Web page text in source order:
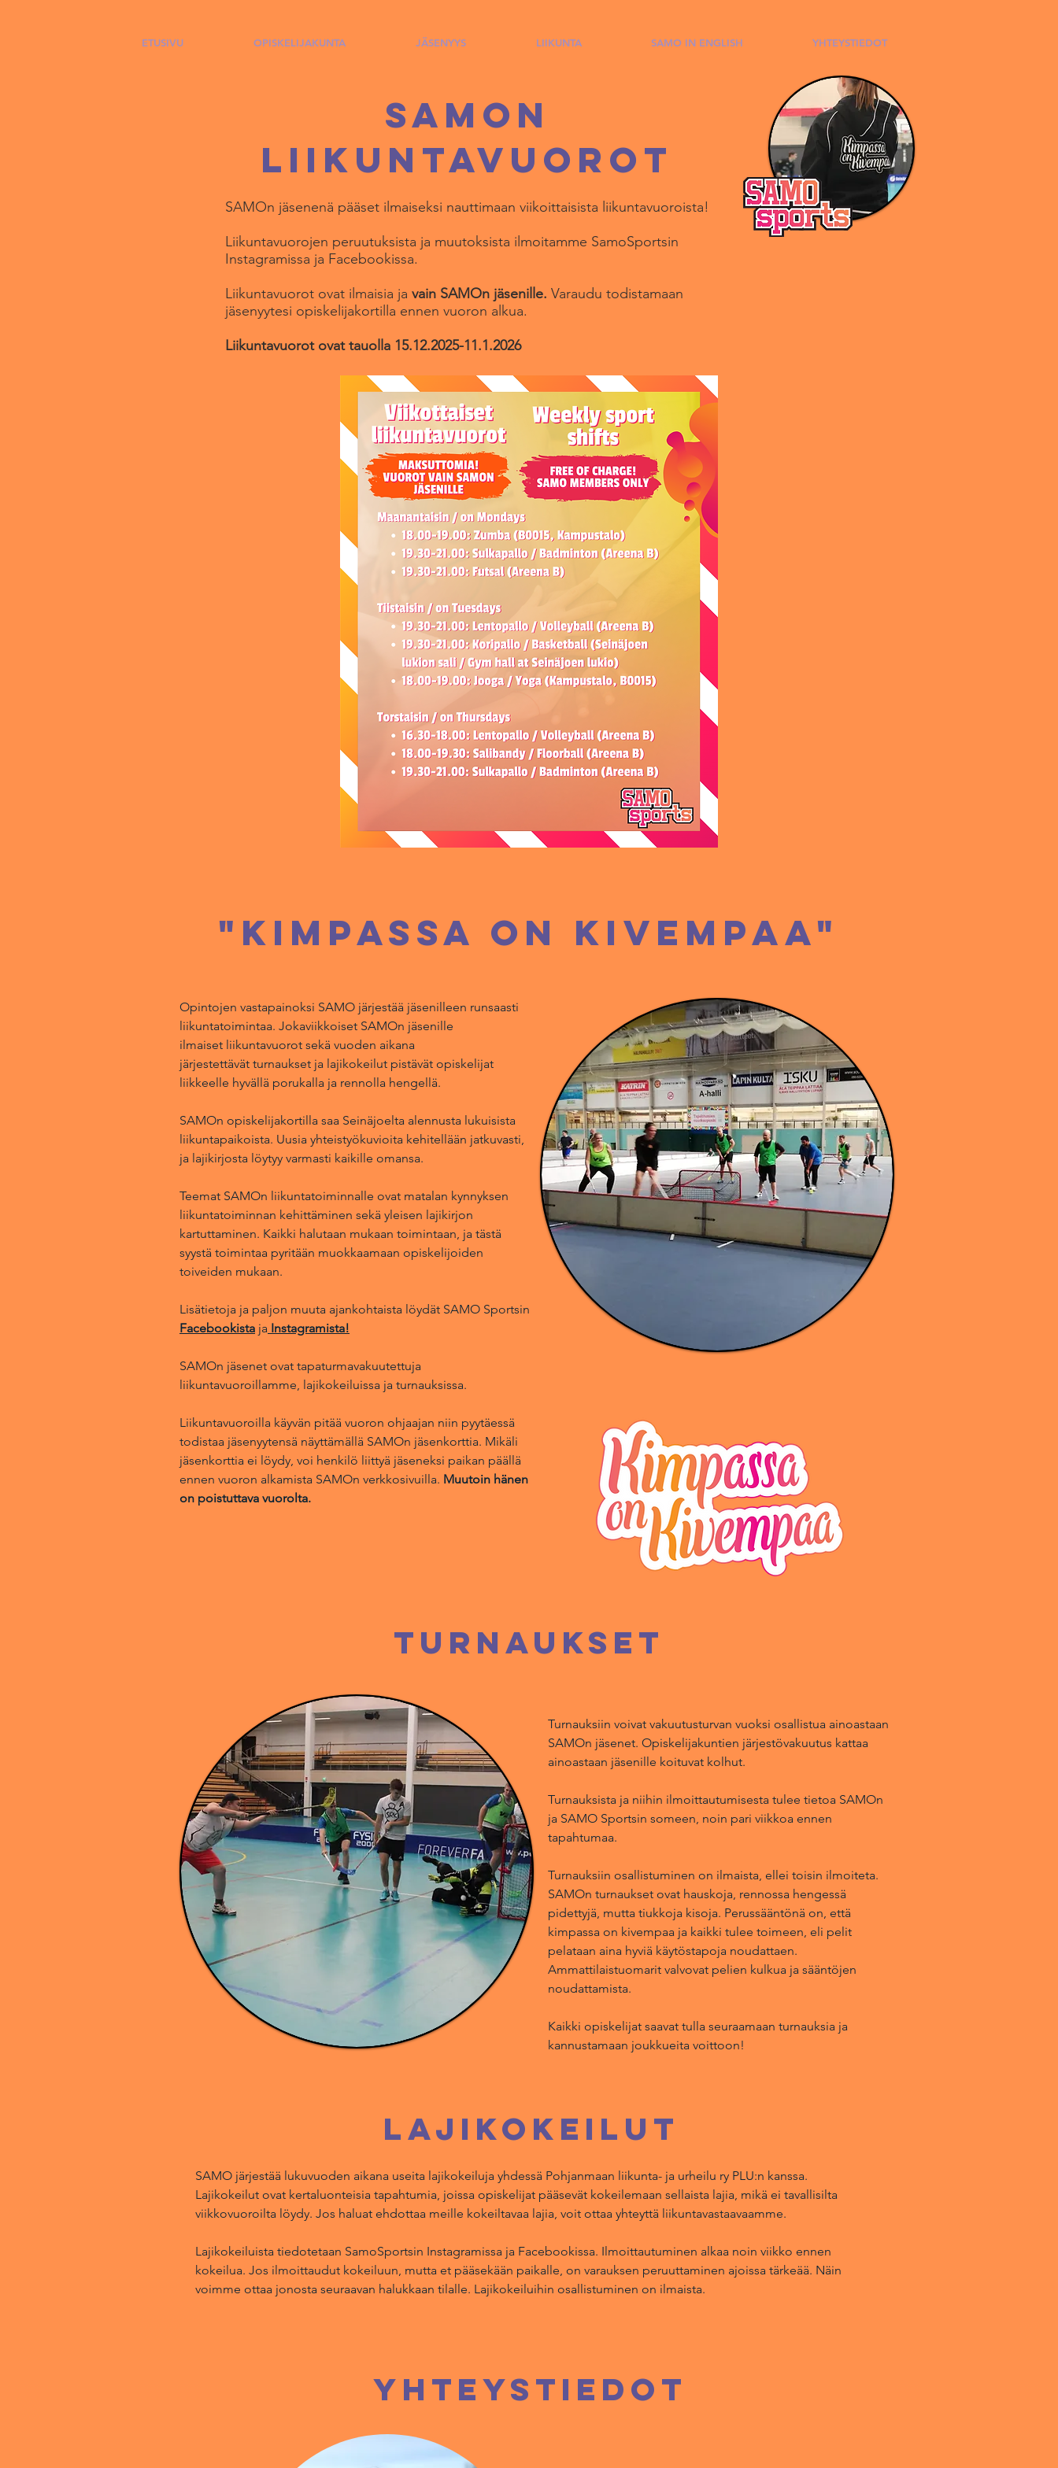
ETUSIVU OPISKELIJAKUNTA JÄSENYYS LIIKUNTA SAMO IN ENGLISH YHTEYSTIEDOT
SAMOn
liikuntavuorot
SAMOn jäsenenä pääset ilmaiseksi nauttimaan viikoittaisista liikuntavuoroista!
Liikuntavuorojen peruutuksista ja muutoksista ilmoitamme SamoSportsin
Instagramissa ja Facebookissa.
Liikuntavuorot ovat ilmaisia ja vain SAMOn jäsenille. Varaudu todistamaan
jäsenyytesi opiskelijakortilla ennen vuoron alkua.
Liikuntavuorot ovat tauolla 15.12.2025-11.1.2026
"kimpassa on kivempaa"
Opintojen vastapainoksi SAMO järjestää jäsenilleen runsaasti
liikuntatoimintaa. Jokaviikkoiset SAMOn jäsenille
ilmaiset liikuntavuorot sekä vuoden aikana
järjestettävät turnaukset ja lajikokeilut pistävät opiskelijat
liikkeelle hyvällä porukalla ja rennolla hengellä.
SAMOn opiskelijakortilla saa Seinäjoelta alennusta lukuisista
liikuntapaikoista. Uusia yhteistyökuvioita kehitellään jatkuvasti,
ja lajikirjosta löytyy varmasti kaikille omansa.
Teemat SAMOn liikuntatoiminnalle ovat matalan kynnyksen
liikuntatoiminnan kehittäminen sekä yleisen lajikirjon
kartuttaminen. Kaikki halutaan mukaan toimintaan, ja tästä
syystä toimintaa pyritään muokkaamaan opiskelijoiden
toiveiden mukaan.
Lisätietoja ja paljon muuta ajankohtaista löydät SAMO Sportsin
Facebookista ja Instagramista!
SAMOn jäsenet ovat tapaturmavakuutettuja
liikuntavuoroillamme, lajikokeiluissa ja turnauksissa.
Liikuntavuoroilla käyvän pitää vuoron ohjaajan niin pyytäessä
todistaa jäsenyytensä näyttämällä SAMOn jäsenkorttia. Mikäli
jäsenkorttia ei löydy, voi henkilö liittyä jäseneksi paikan päällä
ennen vuoron alkamista SAMOn verkkosivuilla. Muutoin hänen
on poistuttava vuorolta.
TURNAUKSET
Turnauksiin voivat vakuutusturvan vuoksi osallistua ainoastaan
SAMOn jäsenet. Opiskelijakuntien järjestövakuutus kattaa
ainoastaan jäsenille koituvat kolhut.
Turnauksista ja niihin ilmoittautumisesta tulee tietoa SAMOn
ja SAMO Sportsin someen, noin pari viikkoa ennen
tapahtumaa.
Turnauksiin osallistuminen on ilmaista, ellei toisin ilmoiteta.
SAMOn turnaukset ovat hauskoja, rennossa hengessä
pidettyjä, mutta tiukkoja kisoja. Perussääntönä on, että
kimpassa on kivempaa ja kaikki tulee toimeen, eli pelit
pelataan aina hyviä käytöstapoja noudattaen.
Ammattilaistuomarit valvovat pelien kulkua ja sääntöjen
noudattamista.
Kaikki opiskelijat saavat tulla seuraamaan turnauksia ja
kannustamaan joukkueita voittoon!
Lajikokeilut
SAMO järjestää lukuvuoden aikana useita lajikokeiluja yhdessä Pohjanmaan liikunta- ja urheilu ry PLU:n kanssa.
Lajikokeilut ovat kertaluonteisia tapahtumia, joissa opiskelijat pääsevät kokeilemaan sellaista lajia, mikä ei tavallisilta
viikkovuoroilta löydy. Jos haluat ehdottaa meille kokeiltavaa lajia, voit ottaa yhteyttä liikuntavastaavaamme.
Lajikokeiluista tiedotetaan SamoSportsin Instagramissa ja Facebookissa. Ilmoittautuminen alkaa noin viikko ennen
kokeilua. Jos ilmoittaudut kokeiluun, mutta et pääsekään paikalle, on varauksen peruuttaminen ajoissa tärkeää. Näin
voimme ottaa jonosta seuraavan halukkaan tilalle. Lajikokeiluihin osallistuminen on ilmaista.
Yhteystiedot